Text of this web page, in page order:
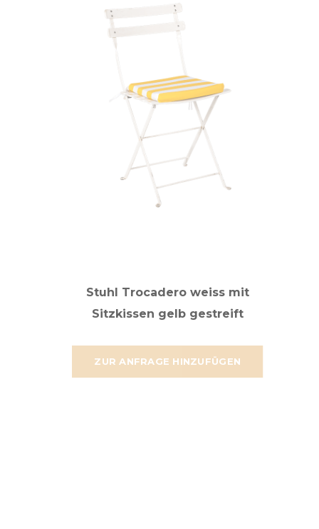
ZUR ANFRAGE HINZUFÜGEN
Stuhl Trocadero weiss mit
Sitzkissen gelb gestreift